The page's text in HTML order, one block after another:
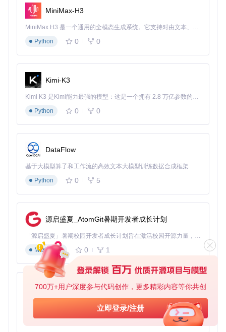
700万+用户深度参与代码创作，更多精彩内容等你共创
立即登录/注册
动检测游戏窗口分辨率，并通过以下步骤进行适配：
采集游戏界面关键UI元素（如技能图标、血条）的相对位
建立分辨率-坐标映射关系，动态调整识别区域
入尺寸
多模板匹配融合算法则解决了游戏内UI元素样式变化的问题：
为每个关键UI元素维护多个模板图像（不同状态、皮肤）
运行时计算待检测区域与所有模板的匹配度
相较于传统固定区域识别方案，这两种技术的结合使工具在10
80P、2K、4K等不同分辨率下的识别准确率保持在95%以上，
大幅降低了因分辨率变化导致的识别失败问题。
知识点卡片：
戏流程管理
动态分辨率适配技术使工具支持从1080P到4K的各种显示设
[2] 功能模块：五大核心场景的自动化实现
2.1 智能战斗系统：如何让AI像高手一样操作？
动释放技能、切换角色，显著提升战斗效率。该系统解决了手
动操作时的反应延迟和技能释放时机不当问题。
MiniMax-H3
MiniMax H3 是一个通用的全模态生成系统。它支持对由文本、图像、视频和音频组成的多模态上下文进行统一理解，并能生成分辨率高达 2K、时长可达 15 秒的带原生立体声音频的视频。得益于面向任务泛化的系统设计，H3 在预训练阶段就已具备广泛的多模态上下文理解与生成能力，能够出色地执行复杂的多模态指令。
Python
0 0
Kimi-K3
Kimi K3 是Kimi能力最强的模型：这是一个拥有 2.8 万亿参数的混合专家（MoE）模型，具备原生视觉理解能力，并支持 100 万 token 的上下文窗口。
Python
0 0
DataFlow
基于大模型算子和工作流的高效文本大模型训练数据合成框架
Python
0 5
源启盛夏_AtomGit暑期开发者成长计划
「源启盛夏」暑期校园开发者成长计划旨在激活校园开源力量，通过积分激励、认证扶持、资源倾斜等形式，引导高校组织和开发者完成「入驻 — 建项目 — 做贡献 — 获认证 — 得资源」的完整闭环。无论你是想带领社团入驻平台的组织者，还是希望用代码贡献证明自己的开发者，都能在这里找到属于你的成长路径。
Markdown
0 1
py-xiaozhi
基于Python的Xiaozhi AI，适用于想要完整Xiaozhi体验而无需拥有专用硬件的用户。
Python
0 1